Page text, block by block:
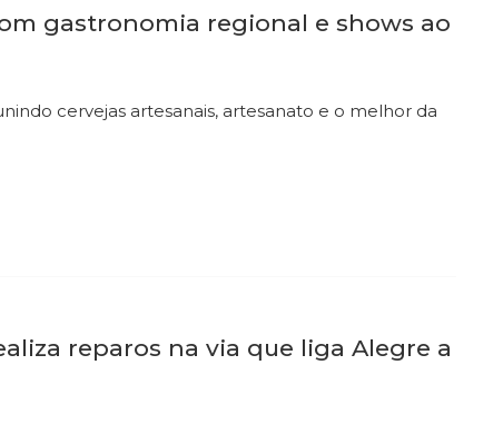
gastronomia regional e shows ao
cervejas artesanais, artesanato e o melhor da
reparos na via que liga Alegre a